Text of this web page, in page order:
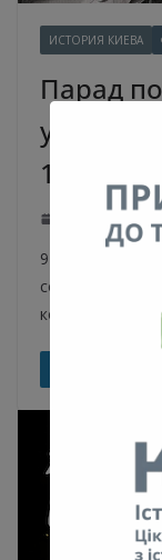
ИСТОРИЯ КИЕВА
Парад
1920 года
09.05.2020
9 мая 1920 в
совместный
которые